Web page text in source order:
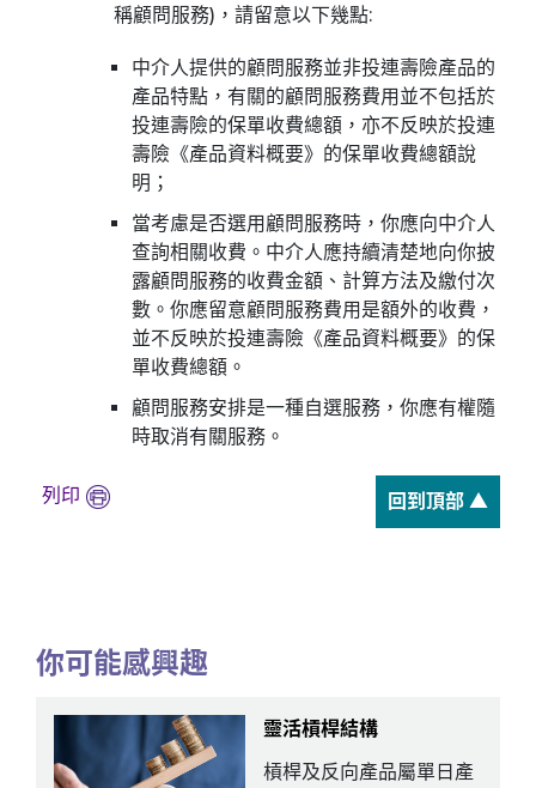
稱顧問服務)，請留意以下幾點:
中介人提供的顧問服務並非投連壽險產品的
產品特點，有關的顧問服務費用並不包括於
投連壽險的保單收費總額，亦不反映於投連
壽險《產品資料概要》的保單收費總額說
明；
當考慮是否選用顧問服務時，你應向中介人
查詢相關收費。中介人應持續清楚地向你披
露顧問服務的收費金額、計算方法及繳付次
數。你應留意顧問服務費用是額外的收費，
並不反映於投連壽險《產品資料概要》的保
單收費總額。
顧問服務安排是一種自選服務，你應有權隨
時取消有關服務。
列印 回到頂部 ▲
你可能感興趣
靈活槓桿結構
槓桿及反向產品屬單日產